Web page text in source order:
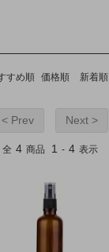
すめ順 価格順 新着順
< Prev Next >
全 4 商品 1 - 4 表示